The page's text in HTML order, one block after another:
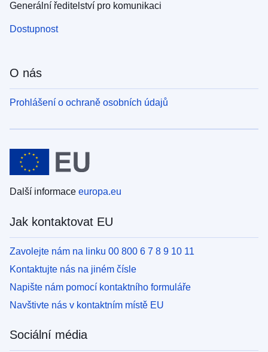
Generální ředitelství pro komunikaci
Dostupnost
O nás
Prohlášení o ochraně osobních údajů
Další informace europa.eu
Jak kontaktovat EU
Zavolejte nám na linku 00 800 6 7 8 9 10 11
Kontaktujte nás na jiném čísle
Napište nám pomocí kontaktního formuláře
Navštivte nás v kontaktním místě EU
Sociální média